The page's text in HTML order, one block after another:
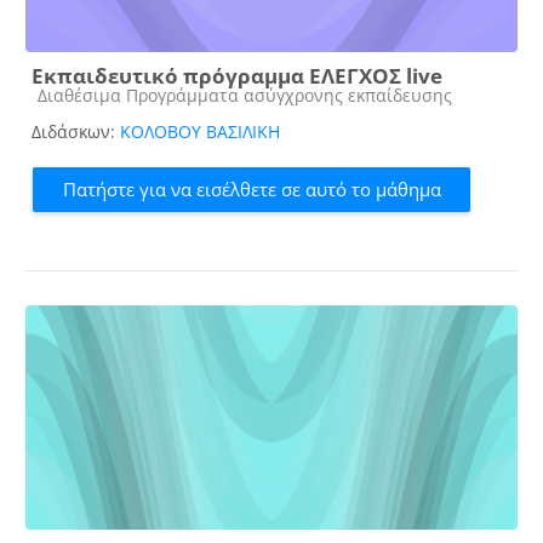
Εκπαιδευτικό πρόγραμμα ΕΛΕΓΧΟΣ live
Κατηγορία μαθήματος
Διαθέσιμα Προγράμματα ασύγχρονης εκπαίδευσης
Διδάσκων: ΚΟΛΟΒΟΥ ΒΑΣΙΛΙΚΗ
Πατήστε για να εισέλθετε σε αυτό το μάθημα